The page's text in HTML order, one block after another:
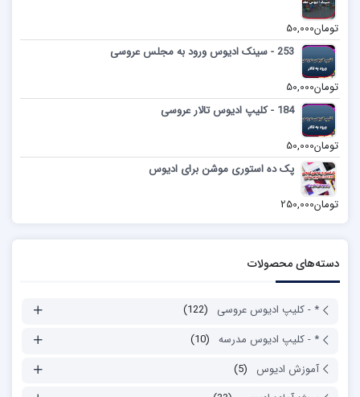
تومان50,000
253 - سینک ادیوس ورود به مجلس عروسی
تومان50,000
184 - کلیپ ادیوس تالار عروسی
تومان50,000
پک ده استوری موشن برای ادیوس
تومان250,000
دسته‌های محصولات
* - کلیپ ادیوس عروسی
(122)
* - کلیپ ادیوس مدرسه (10)
آموزش ادیوس
(5)